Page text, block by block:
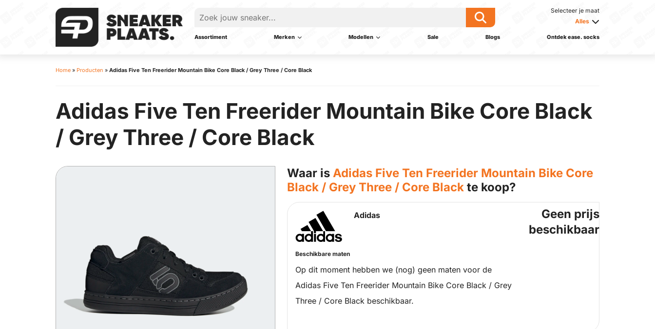
Selecteer je maat
Alles
Assortiment Merken Modellen Sale Blogs Ontdek ease. socks
Home » Producten » Adidas Five Ten Freerider Mountain Bike Core Black / Grey Three / Core Black
Adidas Five Ten Freerider Mountain Bike Core Black
/ Grey Three / Core Black
Waar is Adidas Five Ten Freerider Mountain Bike Core
Black / Grey Three / Core Black te koop?
Adidas
Beschikbare maten
Op dit moment hebben we (nog) geen maten voor de
Adidas Five Ten Freerider Mountain Bike Core Black / Grey
Three / Core Black beschikbaar.
Geen prijs
beschikbaar